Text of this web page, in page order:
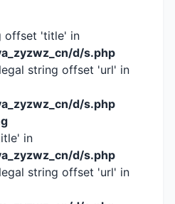
offset 'title' in
d/s.php
string offset 'url' in
d/s.php
in
d/s.php
string offset 'url' in